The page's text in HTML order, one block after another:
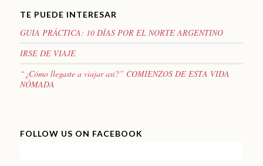
TE PUEDE INTERESAR
GUIA PRÁCTICA: 10 DÍAS POR EL NORTE ARGENTINO
IRSE DE VIAJE
“¿Cómo llegaste a viajar así?” COMIENZOS DE ESTA VIDA
NÓMADA
FOLLOW US ON FACEBOOK